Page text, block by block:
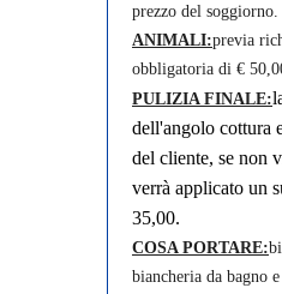
prezzo del soggiorno.
ANIMALI:previa
obbligatoria di €
PULIZIA FINALE:
dell'angolo cottura
del cliente, se non
verrà applicato un
35,00.
COSA PORTARE:
biancheria da bagno e